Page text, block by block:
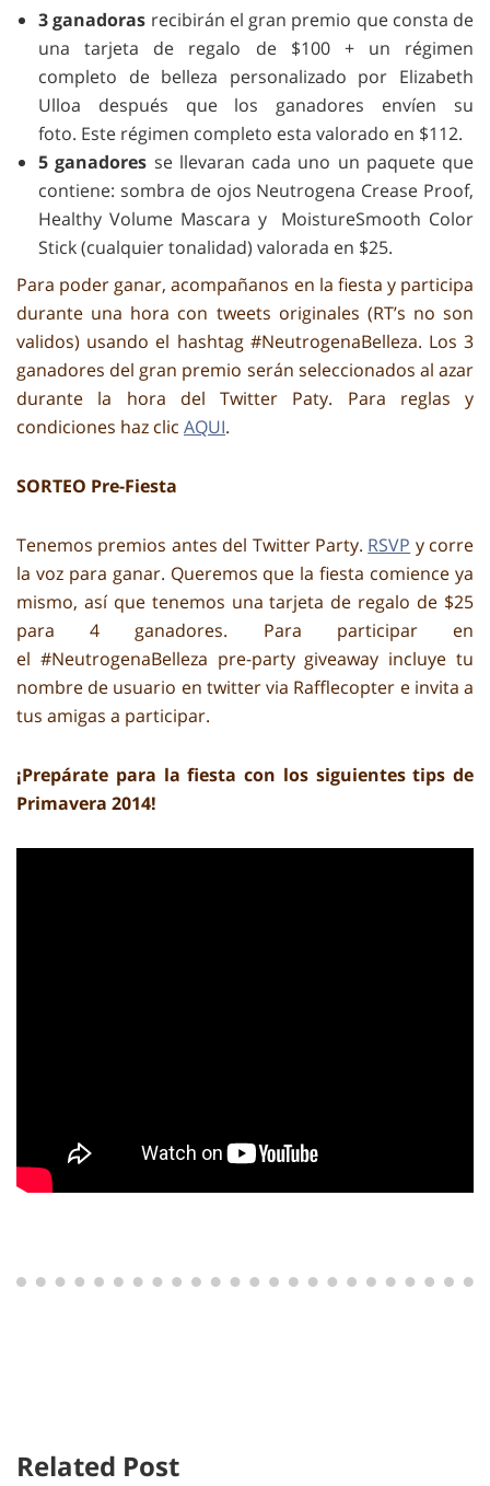
3 ganadoras recibirán el gran premio que consta de
una tarjeta de regalo de $100 + un régimen
completo de belleza personalizado por Elizabeth
Ulloa después que los ganadores envíen su
foto. Este régimen completo esta valorado en $112.
5 ganadores se llevaran cada uno un paquete que
contiene: sombra de ojos Neutrogena Crease Proof,
Healthy Volume Mascara y MoistureSmooth Color
Stick (cualquier tonalidad) valorada en $25.
Para poder ganar, acompañanos en la fiesta y participa
durante una hora con tweets originales (RT’s no son
validos) usando el hashtag #NeutrogenaBelleza. Los 3
ganadores del gran premio serán seleccionados al azar
durante la hora del Twitter Paty. Para reglas y
condiciones haz clic AQUI.
SORTEO Pre-Fiesta
Tenemos premios antes del Twitter Party. RSVP y corre
la voz para ganar. Queremos que la fiesta comience ya
mismo, así que tenemos una tarjeta de regalo de $25
para 4 ganadores. Para participar en
el #NeutrogenaBelleza pre-party giveaway incluye tu
nombre de usuario en twitter via Rafflecopter e invita a
tus amigas a participar.
¡Prepárate para la fiesta con los siguientes tips de
Primavera 2014!
Related Post